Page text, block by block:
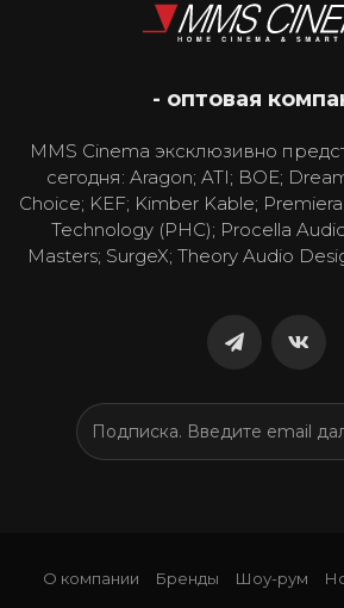
- оптовая
MMS Cinema эксклюзивно
сегодня: Aragon; ATI; BOE;
Choice; KEF; Kimber Kable;
Technology (PHC); Procella
Masters; SurgeX; Theory Audio
О компании Бренды Шоу-рум